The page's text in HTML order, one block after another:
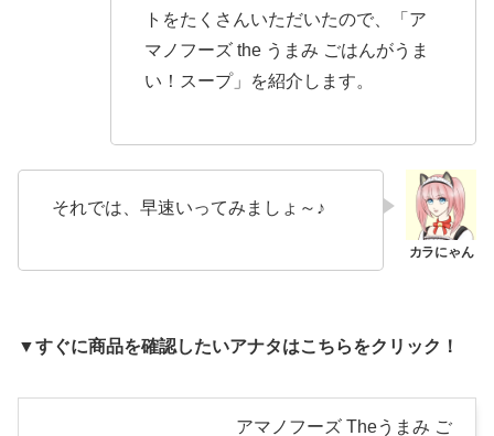
トをたくさんいただいたので、「ア
マノフーズ the うまみ ごはんがうま
い！スープ」を紹介します。
それでは、早速いってみましょ～♪
▼すぐに商品を確認したいアナタはこちらをクリック！
アマノフーズ Theうまみ ご